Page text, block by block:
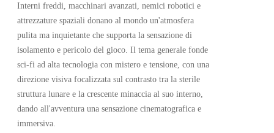
Interni freddi, macchinari avanzati, nemici robotici e
attrezzature spaziali donano al mondo un'atmosfera
pulita ma inquietante che supporta la sensazione di
isolamento e pericolo del gioco. Il tema generale fonde
sci‑fi ad alta tecnologia con mistero e tensione, con una
direzione visiva focalizzata sul contrasto tra la sterile
struttura lunare e la crescente minaccia al suo interno,
dando all'avventura una sensazione cinematografica e
immersiva.